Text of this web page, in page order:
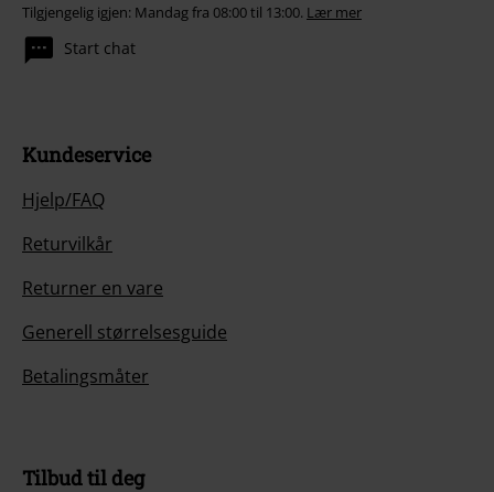
Tilgjengelig igjen: Mandag fra 08:00 til 13:00. Lær mer
Start chat
Kundeservice
Hjelp/FAQ
Returvilkår
Returner en vare
Generell størrelsesguide
Betalingsmåter
Tilbud til deg